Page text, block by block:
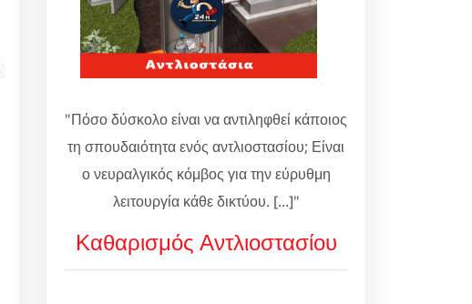
"Πόσο δύσκολο είναι να αντιληφθεί κάποιος
τη σπουδαιότητα ενός αντλιοστασίου; Είναι
ο νευραλγικός κόμβος για την εύρυθμη
λειτουργία κάθε δικτύου. [...]"
Καθαρισμός Αντλιοστασίου